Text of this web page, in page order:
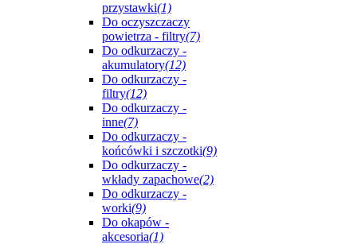
przystawki(1)
Do oczyszczaczy
powietrza - filtry(7)
Do odkurzaczy -
akumulatory(12)
Do odkurzaczy -
filtry(12)
Do odkurzaczy -
inne(7)
Do odkurzaczy -
końcówki i szczotki(9)
Do odkurzaczy -
wkłady zapachowe(2)
Do odkurzaczy -
worki(9)
Do okapów -
akcesoria(1)